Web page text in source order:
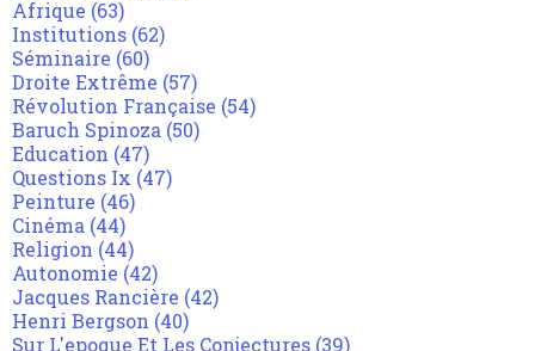
Afrique (63)
Institutions (62)
Séminaire (60)
Droite Extrême (57)
Révolution Française (54)
Baruch Spinoza (50)
Education (47)
Questions Ix (47)
Peinture (46)
Cinéma (44)
Religion (44)
Autonomie (42)
Jacques Rancière (42)
Henri Bergson (40)
Sur L'epoque Et Les Conjectures (39)